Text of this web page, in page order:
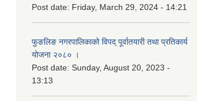
Post date: Friday, March 29, 2024 - 14:21
फुङलिङ नगरपालिकाको विपद् पूर्वातयारी तथा प्रतिकार्य
योजना २०८० ।
Post date: Sunday, August 20, 2023 -
13:13